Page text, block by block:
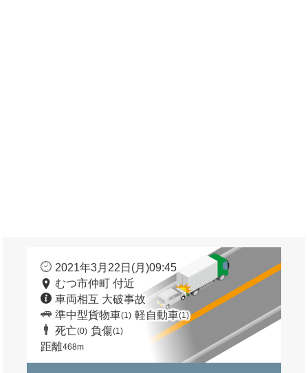
2021年3月22日(月)09:45
むつ市仲町 付近
車両相互 大破事故
準中型貨物車(1) 軽自動車(1)
死亡(0) 負傷(1)
距離468m